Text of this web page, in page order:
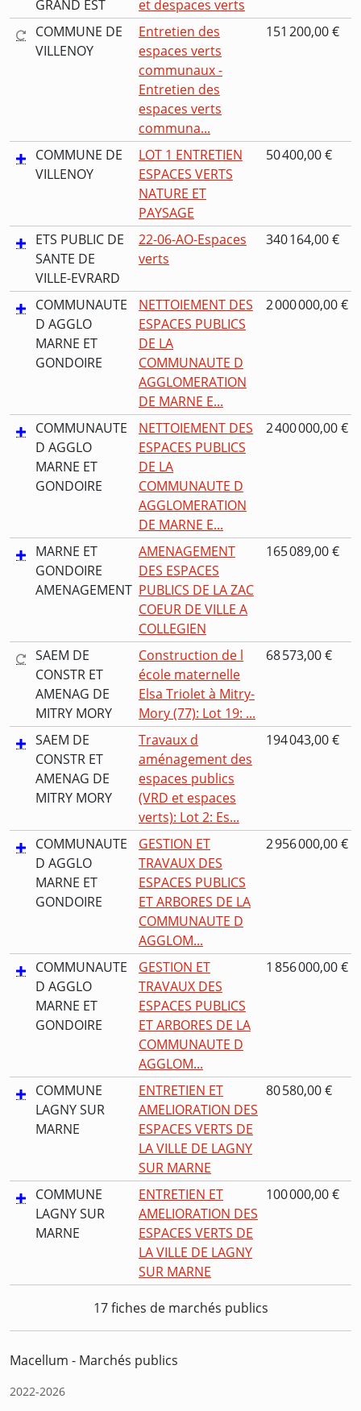
GRAND EST
et despaces verts
COMMUNE DE
VILLENOY
Entretien des
espaces verts
communaux -
Entretien des
espaces verts
communa...
151 200,00 €
COMMUNE DE
VILLENOY
LOT 1 ENTRETIEN
ESPACES VERTS
NATURE ET
PAYSAGE
50 400,00 €
ETS PUBLIC DE
SANTE DE
VILLE-EVRARD
22-06-AO-Espaces
verts
340 164,00 €
COMMUNAUTE
D AGGLO
MARNE ET
GONDOIRE
NETTOIEMENT DES
ESPACES PUBLICS
DE LA
COMMUNAUTE D
AGGLOMERATION
DE MARNE E...
2 000 000,00 €
COMMUNAUTE
D AGGLO
MARNE ET
GONDOIRE
NETTOIEMENT DES
ESPACES PUBLICS
DE LA
COMMUNAUTE D
AGGLOMERATION
DE MARNE E...
2 400 000,00 €
MARNE ET
GONDOIRE
AMENAGEMENT
AMENAGEMENT
DES ESPACES
PUBLICS DE LA ZAC
COEUR DE VILLE A
COLLEGIEN
165 089,00 €
SAEM DE
CONSTR ET
AMENAG DE
MITRY MORY
Construction de l
école maternelle
Elsa Triolet à Mitry-
Mory (77): Lot 19: ...
68 573,00 €
SAEM DE
CONSTR ET
AMENAG DE
MITRY MORY
Travaux d
aménagement des
espaces publics
(VRD et espaces
verts): Lot 2: Es...
194 043,00 €
COMMUNAUTE
D AGGLO
MARNE ET
GONDOIRE
GESTION ET
TRAVAUX DES
ESPACES PUBLICS
ET ARBORES DE LA
COMMUNAUTE D
AGGLOM...
2 956 000,00 €
COMMUNAUTE
D AGGLO
MARNE ET
GONDOIRE
GESTION ET
TRAVAUX DES
ESPACES PUBLICS
ET ARBORES DE LA
COMMUNAUTE D
AGGLOM...
1 856 000,00 €
COMMUNE
LAGNY SUR
MARNE
ENTRETIEN ET
AMELIORATION DES
ESPACES VERTS DE
LA VILLE DE LAGNY
SUR MARNE
80 580,00 €
COMMUNE
LAGNY SUR
MARNE
ENTRETIEN ET
AMELIORATION DES
ESPACES VERTS DE
LA VILLE DE LAGNY
SUR MARNE
100 000,00 €
17 fiches de marchés publics
Macellum - Marchés publics
2022-2026